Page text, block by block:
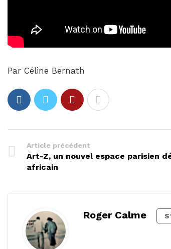
Par Céline Bernath
Article précédent
Art-Z, un nouvel espace parisien
africain
Roger Calme